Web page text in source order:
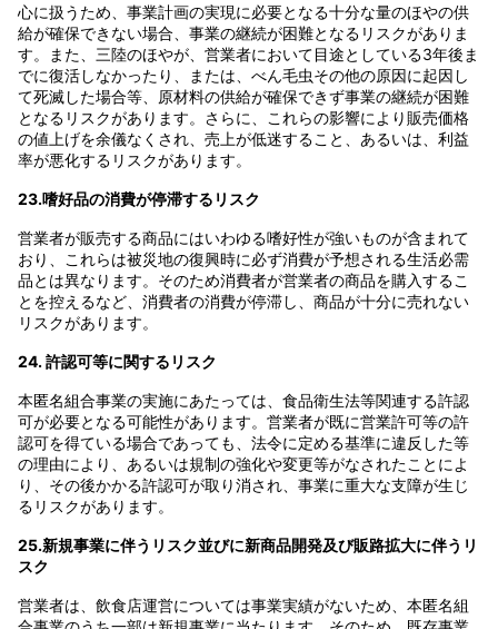
心に扱うため、事業計画の実現に必要となる十分な量のほやの供
給が確保できない場合、事業の継続が困難となるリスクがありま
す。また、三陸のほやが、営業者において目途としている3年後ま
でに復活しなかったり、または、べん毛虫その他の原因に起因し
て死滅した場合等、原材料の供給が確保できず事業の継続が困難
となるリスクがあります。さらに、これらの影響により販売価格
の値上げを余儀なくされ、売上が低迷すること、あるいは、利益
率が悪化するリスクがあります。
23.嗜好品の消費が停滞するリスク
営業者が販売する商品にはいわゆる嗜好性が強いものが含まれて
おり、これらは被災地の復興時に必ず消費が予想される生活必需
品とは異なります。そのため消費者が営業者の商品を購入するこ
とを控えるなど、消費者の消費が停滞し、商品が十分に売れない
リスクがあります。
24. 許認可等に関するリスク
本匿名組合事業の実施にあたっては、食品衛生法等関連する許認
可が必要となる可能性があります。営業者が既に営業許可等の許
認可を得ている場合であっても、法令に定める基準に違反した等
の理由により、あるいは規制の強化や変更等がなされたことによ
り、その後かかる許認可が取り消され、事業に重大な支障が生じ
るリスクがあります。
25.新規事業に伴うリスク並びに新商品開発及び販路拡大に伴うリ
スク
営業者は、飲食店運営については事業実績がないため、本匿名組